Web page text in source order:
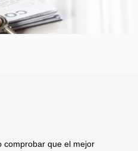
comprobar que el mejor